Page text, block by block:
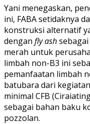
Yani menegaskan,
ini, FABA setidaknya
konstruksi alternatif
dengan fly ash
merah untuk
limbah non-B3 ini
pemanfaatan limbah
batubara dari
minimal CFB
sebagai bahan baku
pozzolan.